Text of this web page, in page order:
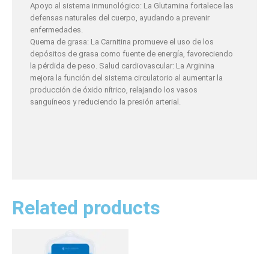
Apoyo al sistema inmunológico: La Glutamina fortalece las
defensas naturales del cuerpo, ayudando a prevenir
enfermedades.
Quema de grasa: La Carnitina promueve el uso de los
depósitos de grasa como fuente de energía, favoreciendo
la pérdida de peso. Salud cardiovascular: La Arginina
mejora la función del sistema circulatorio al aumentar la
producción de óxido nítrico, relajando los vasos
sanguíneos y reduciendo la presión arterial.
Related products